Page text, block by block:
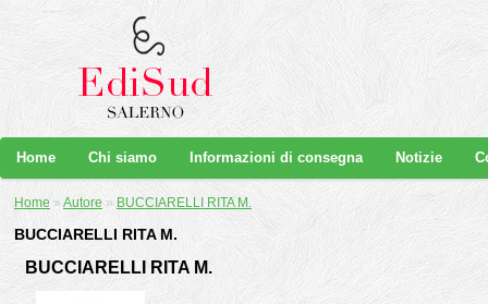
Home Chi siamo Informazioni di consegna Notizie
Home » Autore » BUCCIARELLI RITA M.
BUCCIARELLI RITA M.
BUCCIARELLI RITA M.